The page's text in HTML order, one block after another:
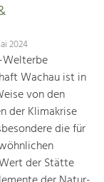
2024
Welterbe
Wachau ist in
von den
der Klimakrise
die für
der Stätte